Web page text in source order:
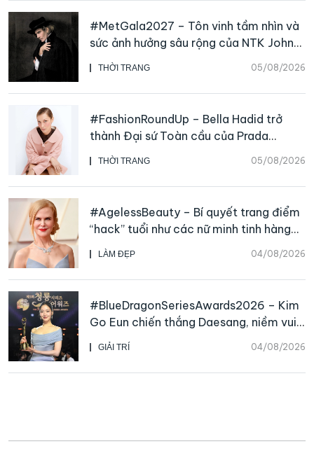
THỜI TRANG 05/08/2026
#MetGala2027 – Tôn vinh tầm nhìn và
sức ảnh hưởng sâu rộng của NTK John
Galliano
THỜI TRANG 05/08/2026
#FashionRoundUp – Bella Hadid trở
thành Đại sứ Toàn cầu của Prada
Beauty, CHANEL mua lại Charvet
LÀM ĐẸP 04/08/2026
#AgelessBeauty – Bí quyết trang điểm
“hack” tuổi như các nữ minh tinh hàng
đầu
GIẢI TRÍ 04/08/2026
#BlueDragonSeriesAwards2026 – Kim
Go Eun chiến thắng Daesang, niềm vui
nhân đôi của Park Bo Kyung sau 23
năm